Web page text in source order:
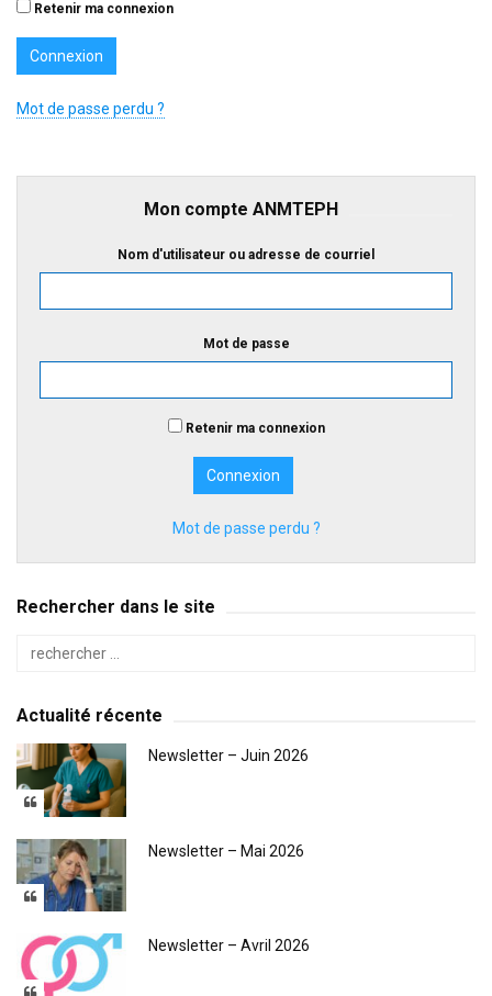
Retenir ma connexion
Mot de passe perdu ?
Mon compte ANMTEPH
Nom d'utilisateur ou adresse de courriel
Mot de passe
Retenir ma connexion
Mot de passe perdu ?
Rechercher dans le site
Actualité récente
Newsletter – Juin 2026
Newsletter – Mai 2026
Newsletter – Avril 2026